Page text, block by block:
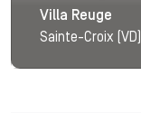
Villa Reuge
Sainte-Croix (VD)